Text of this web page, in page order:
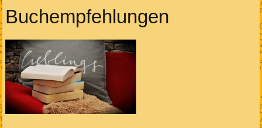
Buchempfehlungen